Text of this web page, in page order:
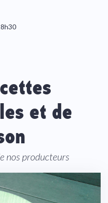
et de
nos producteurs